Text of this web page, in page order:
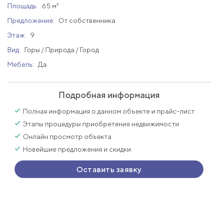
Площадь:
65 м²
Предложение:
От собственника
Этаж:
9
Вид:
Горы / Природа / Город
Мебель:
Да
Подробная информация
Полная информация о данном объекте и прайс-лист
Этапы процедуры приобретения недвижимости
Онлайн просмотр объекта
Новейшие предложения и скидки
Оставить заявку